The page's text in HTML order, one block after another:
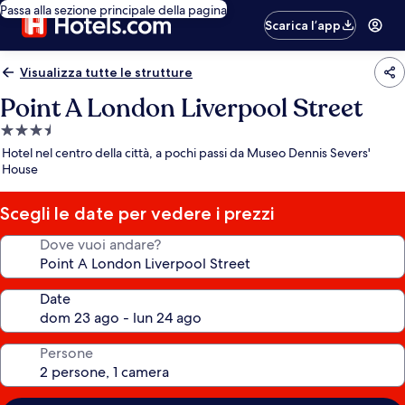
Passa alla sezione principale della pagina
Scarica l’app
Visualizza tutte le strutture
Point A London Liverpool Street
Struttura
a
3.5
stelle
Hotel nel centro della città, a pochi passi da Museo Dennis Severs'
House
Scegli le date per vedere i prezzi
Dove vuoi andare?
Date
Persone